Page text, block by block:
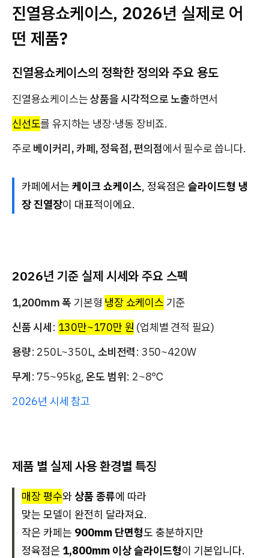
진열용쇼케이스, 2026년 실제로 어
떤 제품?
진열용쇼케이스의 정확한 정의와 주요 용도
진열용쇼케이스는상품을 시각적으로 노출하면서
신선도를 유지하는 냉장·냉동 장비죠.
주로 베이커리, 카페, 정육점, 편의점에서 필수로 씁니다.
카페에서는 케이크 쇼케이스, 정육점은 슬라이드형 냉
장 진열장이 대표적이에요.
2026년 기준 실제 시세와 주요 스펙
1,200mm 폭 기본형 냉장 쇼케이스 기준
신품 시세: 130만~170만 원 (업체별 견적 필요)
용량: 250L~350L,소비전력: 350~420W
무게: 75~95kg,온도 범위: 2~8℃
2026년 시세 참고
제품 별 실제 사용 환경별 특징
매장 평수와 상품 종류에 따라
맞는 모델이 완전히 달라져요.
작은 카페는 900mm 단면형도 충분하지만
정육점은 1,800mm 이상 슬라이드형이 기본입니다.